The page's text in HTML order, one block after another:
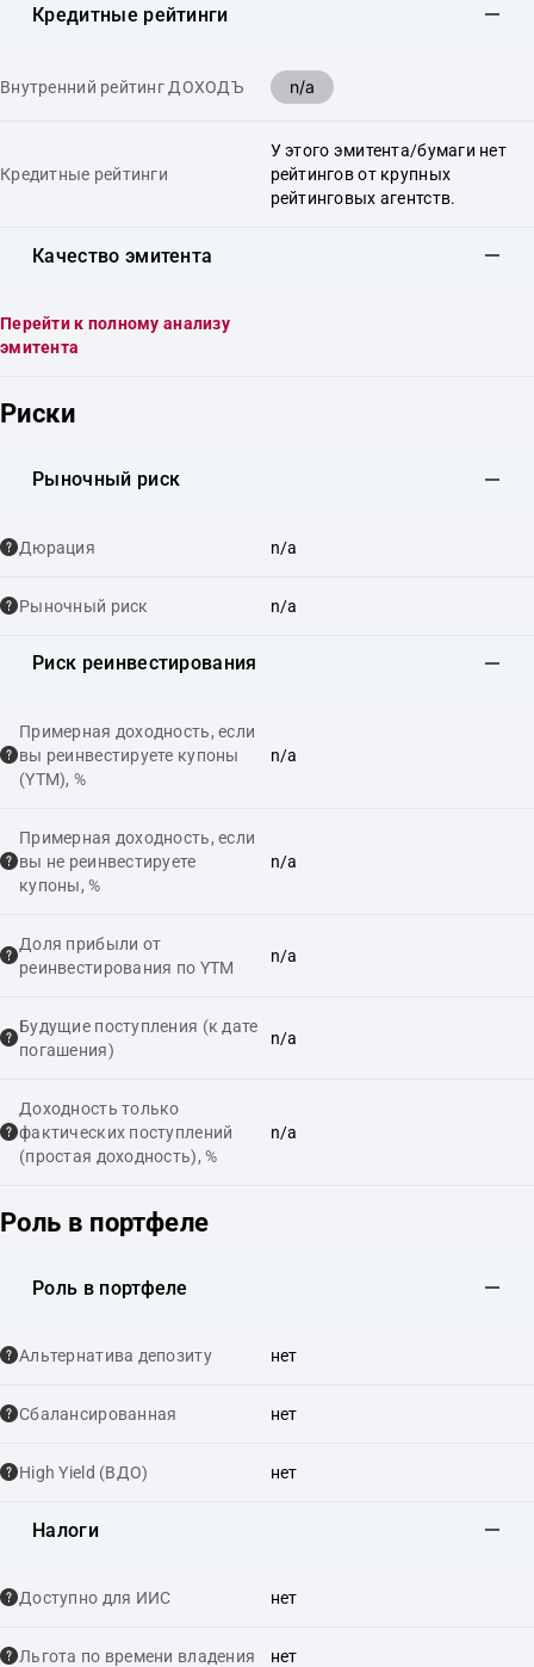
Кредитные рейтинги
Внутренний рейтинг ДОХОДЪ n/a
Кредитные рейтинги
У этого эмитента/бумаги нет
рейтингов от крупных
рейтинговых агентств.
Качество эмитента
Перейти к полному анализу
эмитента
Риски
Рыночный риск
Дюрация n/a
Рыночный риск n/a
Риск реинвестирования
Примерная доходность, если
вы реинвестируете купоны
(YTM), %
n/a
Примерная доходность, если
вы не реинвестируете
купоны, %
n/a
Доля прибыли от
реинвестирования по YTM
n/a
Будущие поступления (к дате
погашения)
n/a
Доходность только
фактических поступлений
(простая доходность), %
n/a
Роль в портфеле
Роль в портфеле
Альтернатива депозиту нет
Сбалансированная нет
High Yield (ВДО) нет
Налоги
Доступно для ИИС нет
Льгота по времени владения нет